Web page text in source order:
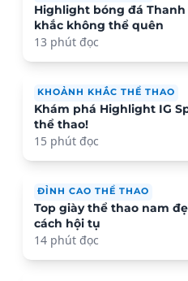
Highlight bóng đá
khắc không thể quên
13 phút đọc
KHOẢNH KHẮC THỂ THAO
Khám phá Highlight IG
thể thao!
15 phút đọc
ĐỈNH CAO THỂ THAO
Top giày thể thao nam
cách hội tụ
14 phút đọc